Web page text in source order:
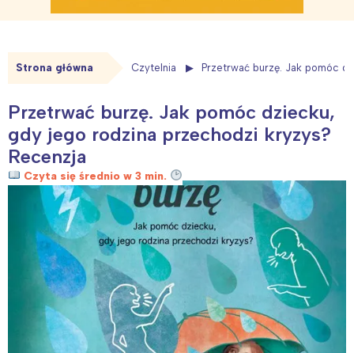
Strona główna Czytelnia Przetrwać burzę. Jak pomóc
Przetrwać burzę. Jak pomóc dziecku,
gdy jego rodzina przechodzi kryzys?
Recenzja
Czyta się średnio w 3 min.